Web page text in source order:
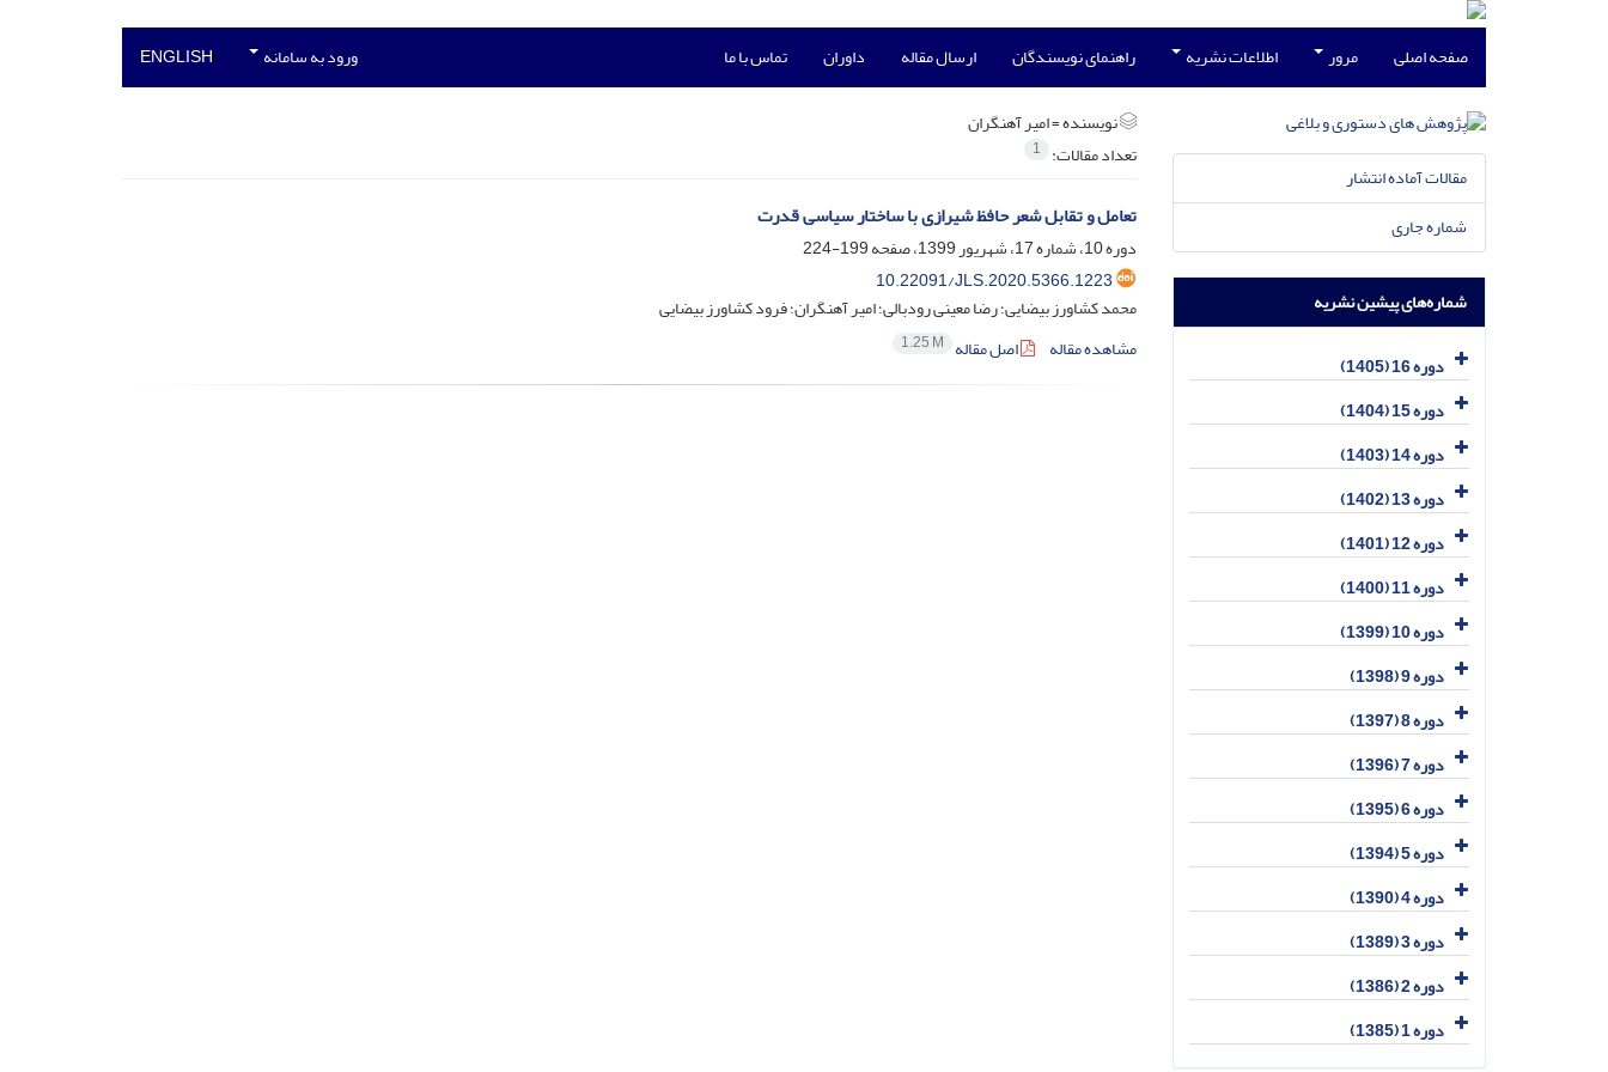
صفحه اصلی مرور اطلاعات نشریه راهنمای نویسندگان ارسال مقاله داوران تماس با ما ورود به سامانه ENGLISH
نویسنده =امیر آهنگران
تعداد مقالات: 1
تعامل و تقابل شعر حافظ شیرازی با ساختار سیاسی قدرت
دوره 10، شماره 17، شهریور 1399، صفحه
199-224
10.22091/JLS.2020.5366.1223
محمد کشاورز بیضایی؛ رضا معینی رودبالی؛ امیر آهنگران؛ فرود کشاورز بیضایی
مشاهده مقاله
اصل مقاله 1.25 M
مقالات آماده انتشار
شماره جاری
شماره‌های پیشین نشریه
دوره 16 (1405)
دوره 15 (1404)
دوره 14 (1403)
دوره 13 (1402)
دوره 12 (1401)
دوره 11 (1400)
دوره 10 (1399)
دوره 9 (1398)
دوره 8 (1397)
دوره 7 (1396)
دوره 6 (1395)
دوره 5 (1394)
دوره 4 (1390)
دوره 3 (1389)
دوره 2 (1386)
دوره 1 (1385)